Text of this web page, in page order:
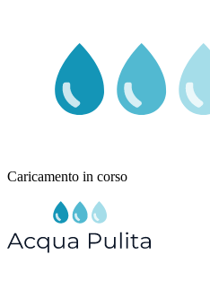
Caricamento in corso